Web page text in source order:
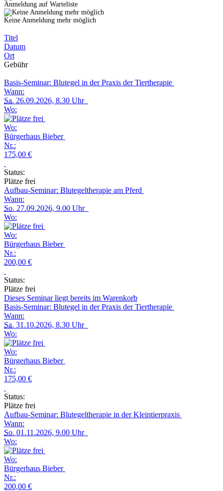
Anmeldung auf Warteliste
Keine Anmeldung mehr möglich
Titel
Datum
Ort
Gebühr
Basis-Seminar: Blutegel in der Praxis der Tiertherapie
Wann:
Sa. 26.09.2026, 8.30 Uhr
Wo:
Wo:
Bürgerhaus Bieber
Nr.:
175,00 €
Status:
Plätze frei
Aufbau-Seminar: Blutegeltherapie am Pferd
Wann:
So. 27.09.2026, 9.00 Uhr
Wo:
Wo:
Bürgerhaus Bieber
Nr.:
200,00 €
Status:
Plätze frei
Dieses Seminar liegt bereits im Warenkorb
Basis-Seminar: Blutegel in der Praxis der Tiertherapie
Wann:
Sa. 31.10.2026, 8.30 Uhr
Wo:
Wo:
Bürgerhaus Bieber
Nr.:
175,00 €
Status:
Plätze frei
Aufbau-Seminar: Blutegeltherapie in der Kleintierpraxis
Wann:
So. 01.11.2026, 9.00 Uhr
Wo:
Wo:
Bürgerhaus Bieber
Nr.:
200,00 €